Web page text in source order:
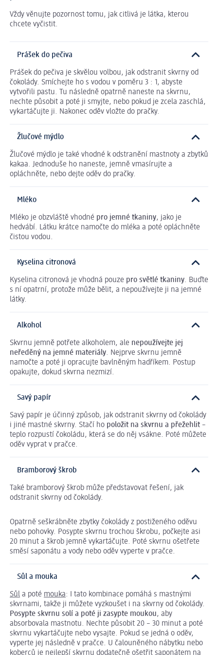
Vždy věnujte pozornost tomu, jak citlivá je látka, kterou
chcete vyčistit.
Prášek do pečiva
Prášek do pečiva je skvělou volbou, jak odstranit skvrny od
čokolády. Smíchejte ho s vodou v poměru 3 : 1, abyste
vytvořili pastu. Tu následně opatrně naneste na skvrnu,
nechte působit a poté ji smyjte, nebo pokud je zcela zaschlá,
vykartáčujte ji. Nakonec oděv vložte do pračky.
Žlučové mýdlo
Žlučové mýdlo je také vhodné k odstranění mastnoty a zbytků
kakaa. Jednoduše ho naneste, jemně vmasírujte a
opláchněte, nebo dejte oděv do pračky.
Mléko
Mléko je obzvláště vhodné pro jemné tkaniny, jako je
hedvábí. Látku krátce namočte do mléka a poté opláchněte
čistou vodou.
Kyselina citronová
Kyselina citronová je vhodná pouze pro světlé tkaniny. Buďte
s ní opatrní, protože může bělit, a nepoužívejte ji na jemné
látky.
Alkohol
Skvrnu jemně potřete alkoholem, ale nepoužívejte jej
neředěný na jemné materiály. Nejprve skvrnu jemně
namočte a poté ji opracujte bavlněným hadříkem. Postup
opakujte, dokud skvrna nezmizí.
Savý papír
Savý papír je účinný způsob, jak odstranit skvrny od čokolády
i jiné mastné skvrny. Stačí ho položit na skvrnu a přežehlit –
teplo rozpustí čokoládu, která se do něj vsákne. Poté můžete
oděv vyprat v pračce.
Bramborový škrob
Také bramborový škrob může představovat řešení, jak
odstranit skvrny od čokolády.
Opatrně seškrábněte zbytky čokolády z postiženého oděvu
nebo pohovky. Posypte skvrnu trochou škrobu, počkejte asi
20 minut a škrob jemně vykartáčujte. Poté skvrnu ošetřete
směsí saponátu a vody nebo oděv vyperte v pračce.
Sůl a mouka
Sůl a poté mouka: I tato kombinace pomáhá s mastnými
skvrnami, takže ji můžete vyzkoušet i na skvrny od čokolády.
Posypte skvrnu solí a poté ji zasypte moukou, aby
absorbovala mastnotu. Nechte působit 20 – 30 minut a poté
skvrnu vykartáčujte nebo vysajte. Pokud se jedná o oděv,
vyperte jej následně v pračce. U čalouněného nábytku nebo
koberců je nejlepší skvrnu dodatečně ošetřit saponátem na